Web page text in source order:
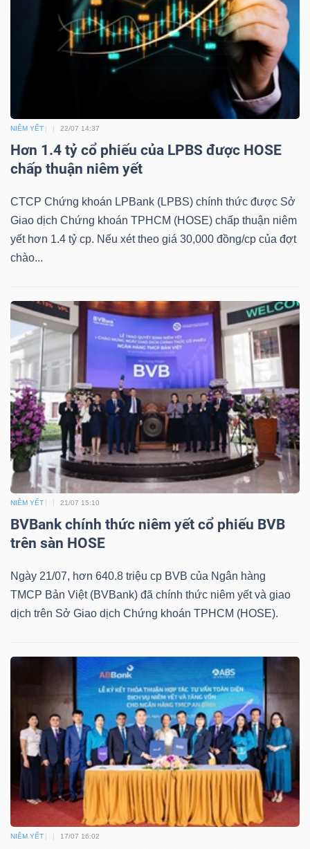
NIÊM YẾT 22/07 14:37
Hơn 1.4 tỷ cổ phiếu của LPBS được HOSE
chấp thuận niêm yết
CTCP Chứng khoán LPBank (LPBS) chính thức được Sở
Giao dịch Chứng khoán TPHCM (HOSE) chấp thuận niêm
yết hơn 1.4 tỷ cp. Nếu xét theo giá 30,000 đồng/cp của đợt
chào...
NIÊM YẾT 21/07 15:10
BVBank chính thức niêm yết cổ phiếu BVB
trên sàn HOSE
Ngày 21/07, hơn 640.8 triệu cp BVB của Ngân hàng
TMCP Bản Việt (BVBank) đã chính thức niêm yết và giao
dịch trên Sở Giao dịch Chứng khoán TPHCM (HOSE).
NIÊM YẾT 17/07 16:02
BẤT
ĐỘNG
Mã
chứng
khoán
Tất cả Cổ phiếu Chỉ số Chứng chỉ quỹ Chứng
Lãnh
đạo
(-)
Tất cả Người nội bộ Người liên quan Cổ đông lớn
Tin
tức
(-)
Bài
của
tác
giả
phân
tích
(-)
Thuật
ngữ